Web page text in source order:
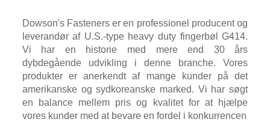
Dowson's Fasteners er en professionel producent og
leverandør af U.S.-type heavy duty fingerbøl G414.
Vi har en historie med mere end 30 års
dybdegående udvikling i denne branche. Vores
produkter er anerkendt af mange kunder på det
amerikanske og sydkoreanske marked. Vi har søgt
en balance mellem pris og kvalitet for at hjælpe
vores kunder med at bevare en fordel i konkurrencen